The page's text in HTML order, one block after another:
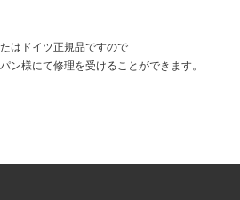
はドイツ正規品ですので
ン様にて修理を受けることができます。